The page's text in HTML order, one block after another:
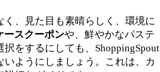
、見た目も素晴らしく、環境に
ースクーポンや、鮮やかなパステ
をするにしても、ShoppingSpout
ようにしましょう。これは、カ